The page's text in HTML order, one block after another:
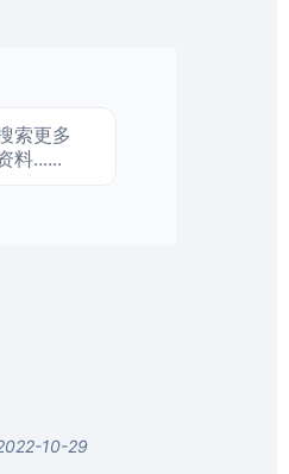
索更多
料......
10-29